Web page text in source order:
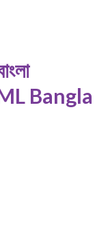
Bangla